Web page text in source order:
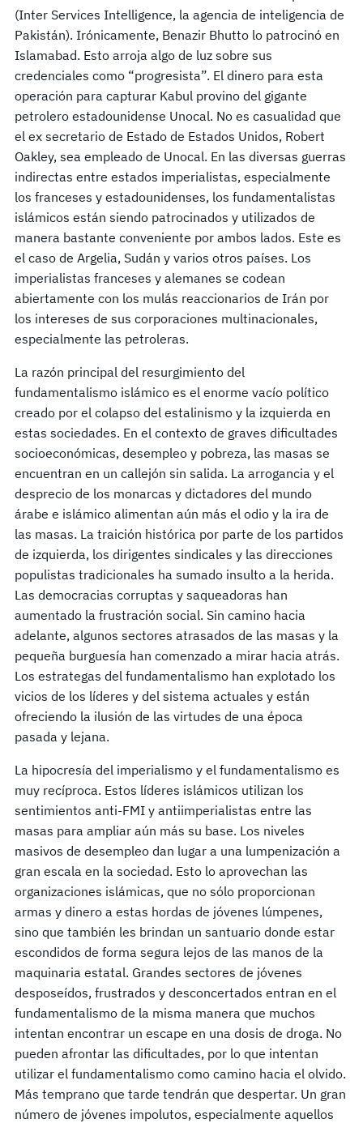
(Inter Services Intelligence, la agencia de inteligencia de
Pakistán). Irónicamente, Benazir Bhutto lo patrocinó en
Islamabad. Esto arroja algo de luz sobre sus
credenciales como “progresista”. El dinero para esta
operación para capturar Kabul provino del gigante
petrolero estadounidense Unocal. No es casualidad que
el ex secretario de Estado de Estados Unidos, Robert
Oakley, sea empleado de Unocal. En las diversas guerras
indirectas entre estados imperialistas, especialmente
los franceses y estadounidenses, los fundamentalistas
islámicos están siendo patrocinados y utilizados de
manera bastante conveniente por ambos lados. Este es
el caso de Argelia, Sudán y varios otros países. Los
imperialistas franceses y alemanes se codean
abiertamente con los mulás reaccionarios de Irán por
los intereses de sus corporaciones multinacionales,
especialmente las petroleras.
La razón principal del resurgimiento del
fundamentalismo islámico es el enorme vacío político
creado por el colapso del estalinismo y la izquierda en
estas sociedades. En el contexto de graves dificultades
socioeconómicas, desempleo y pobreza, las masas se
encuentran en un callejón sin salida. La arrogancia y el
desprecio de los monarcas y dictadores del mundo
árabe e islámico alimentan aún más el odio y la ira de
las masas. La traición histórica por parte de los partidos
de izquierda, los dirigentes sindicales y las direcciones
populistas tradicionales ha sumado insulto a la herida.
Las democracias corruptas y saqueadoras han
aumentado la frustración social. Sin camino hacia
adelante, algunos sectores atrasados de las masas y la
pequeña burguesía han comenzado a mirar hacia atrás.
Los estrategas del fundamentalismo han explotado los
vicios de los líderes y del sistema actuales y están
ofreciendo la ilusión de las virtudes de una época
pasada y lejana.
La hipocresía del imperialismo y el fundamentalismo es
muy recíproca. Estos líderes islámicos utilizan los
sentimientos anti-FMI y antiimperialistas entre las
masas para ampliar aún más su base. Los niveles
masivos de desempleo dan lugar a una lumpenización a
gran escala en la sociedad. Esto lo aprovechan las
organizaciones islámicas, que no sólo proporcionan
armas y dinero a estas hordas de jóvenes lúmpenes,
sino que también les brindan un santuario donde estar
escondidos de forma segura lejos de las manos de la
maquinaria estatal. Grandes sectores de jóvenes
desposeídos, frustrados y desconcertados entran en el
fundamentalismo de la misma manera que muchos
intentan encontrar un escape en una dosis de droga. No
pueden afrontar las dificultades, por lo que intentan
utilizar el fundamentalismo como camino hacia el olvido.
Más temprano que tarde tendrán que despertar. Un gran
número de jóvenes impolutos, especialmente aquellos